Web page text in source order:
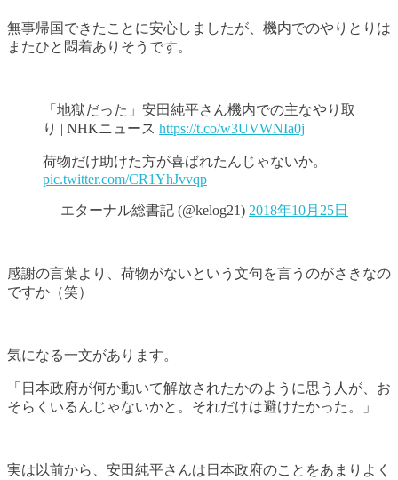
無事帰国できたことに安心しましたが、機内でのやりとりは
またひと悶着ありそうです。
「地獄だった」安田純平さん機内での主なやり取
り | NHKニュース https://t.co/w3UVWNIa0j
荷物だけ助けた方が喜ばれたんじゃないか。
pic.twitter.com/CR1YhJvvqp
— エターナル総書記 (@kelog21) 2018年10月25日
感謝の言葉より、荷物がないという文句を言うのがさきなの
ですか（笑）
気になる一文があります。
「日本政府が何か動いて解放されたかのように思う人が、お
そらくいるんじゃないかと。それだけは避けたかった。」
実は以前から、安田純平さんは日本政府のことをあまりよく